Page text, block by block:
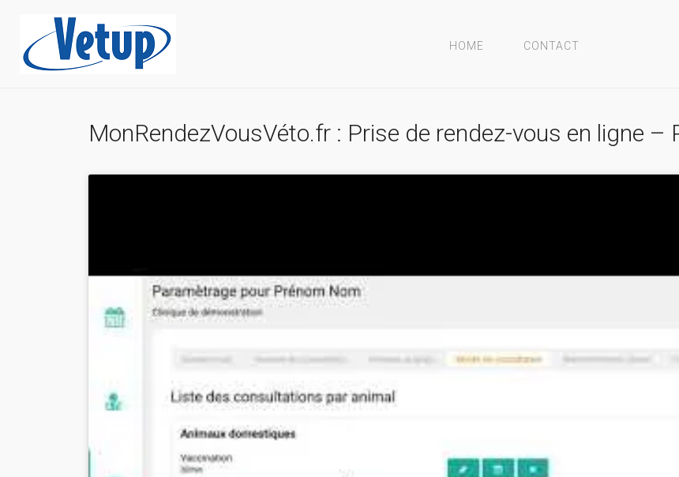
HOME CONTACT
MonRendezVousVéto.fr : Prise de rendez-vous en ligne –